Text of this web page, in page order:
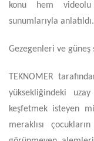
konu hem
sunumlarıyla anlatıldı.
Gezegenleri ve
TEKNOMER
yüksekliğindeki
keşfetmek isteyen
meraklısı